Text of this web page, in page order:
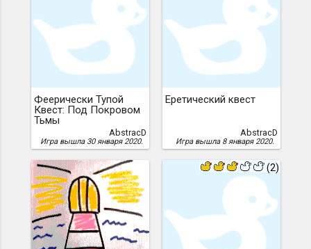
Феерически Тупой
Квест: Под Покровом
Тьмы
AbstracD
Игра вышла 30 января 2020.
Еретический квест
AbstracD
Игра вышла 8 января 2020.
(2)